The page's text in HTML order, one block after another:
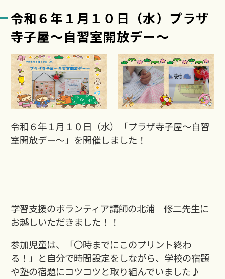
令和６年１月１０日（水）プラザ
寺子屋～自習室開放デー～
令和６年１月１０日（水）「プラザ寺子屋～自習
室開放デー～」を開催しました！
学習支援のボランティア講師の北浦 修二先生に
お越しいただきました！！
参加児童は、「〇時までにこのプリント終わ
る！」と自分で時間設定をしながら、学校の宿題
や塾の宿題にコツコツと取り組んでいました♪